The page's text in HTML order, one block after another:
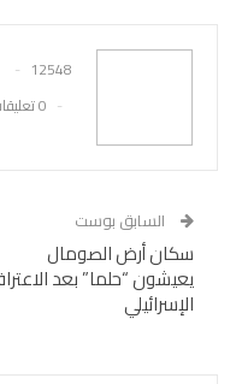
12548 المشاركات
0 تعليقات
السابق بوست
سكان أرض الصومال
يعيشون “حلما” بعد
الإسرائيلي